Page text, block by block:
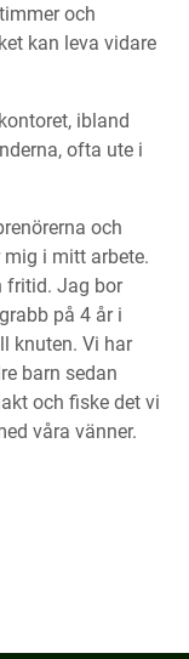
och
kan leva vidare
ibland
ofta ute i
och
i mitt arbete.
fritid. Jag bor
på 4 år i
knuten. Vi har
barn sedan
och fiske det vi
våra vänner.